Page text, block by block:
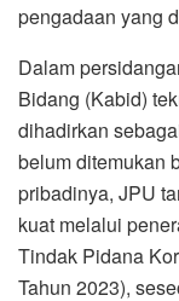
pengadaan yang
Dalam
Bidang (Kabid)
dihadirkan
belum ditemukan
pribadinya, JPU
kuat melalui
Tindak Pidana
Tahun 2023),